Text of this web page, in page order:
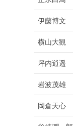
伊藤博文
横山大観
坪内逍遥
岩波茂雄
岡倉天心